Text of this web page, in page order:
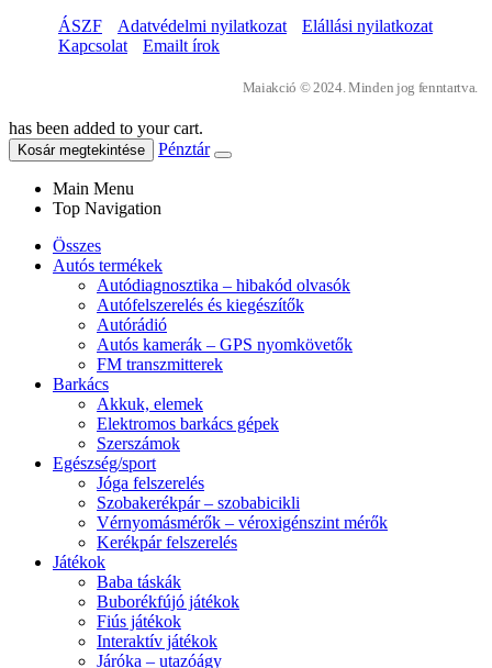
ÁSZF
Adatvédelmi nyilatkozat
Elállási nyilatkozat
Kapcsolat
Emailt írok
Maiakció © 2024. Minden jog fenntartva.
has been added to your cart.
Kosár megtekintése Pénztár
Main Menu
Top Navigation
Összes
Autós termékek
Autódiagnosztika – hibakód olvasók
Autófelszerelés és kiegészítők
Autórádió
Autós kamerák – GPS nyomkövetők
FM transzmitterek
Barkács
Akkuk, elemek
Elektromos barkács gépek
Szerszámok
Egészség/sport
Jóga felszerelés
Szobakerékpár – szobabicikli
Vérnyomásmérők – véroxigénszint mérők
Kerékpár felszerelés
Játékok
Baba táskák
Buborékfújó játékok
Fiús játékok
Interaktív játékok
Járóka – utazóágy